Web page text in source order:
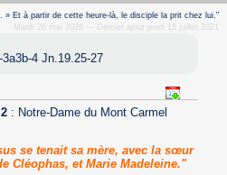
Et à partir de cette heure-là, le disciple la prit chez lui."
Mardi 26 mai 2026 — Dernier ajout jeudi 15 juillet 2021
4 Jn.19.25-27
: Notre-Dame du Mont Carmel
se tenait sa mère, avec la sœur
Cléophas, et Marie Madeleine."